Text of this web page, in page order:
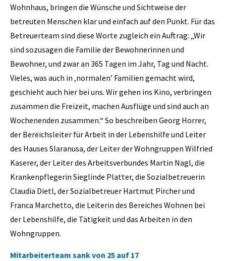
Wohnhaus, bringen die Wünsche und Sichtweise der
betreuten Menschen klar und einfach auf den Punkt. Für das
Betreuerteam sind diese Worte zugleich ein Auftrag: „Wir
sind sozusagen die Familie der Bewohnerinnen und
Bewohner, und zwar an 365 Tagen im Jahr, Tag und Nacht.
Vieles, was auch in ‚normalen’ Familien gemacht wird,
geschieht auch hier bei uns. Wir gehen ins Kino, verbringen
zusammen die Freizeit, machen Ausflüge und sind auch an
Wochenenden zusammen.“ So beschreiben Georg Horrer,
der Bereichsleiter für Arbeit in der Lebenshilfe und Leiter
des Hauses Slaranusa, der Leiter der Wohngruppen Wilfried
Kaserer, der Leiter des Arbeitsverbundes Martin Nagl, die
Krankenpflegerin Sieglinde Platter, die Sozialbetreuerin
Claudia Dietl, der Sozialbetreuer Hartmut Pircher und
Franca Marchetto, die Leiterin des Bereiches Wohnen bei
der Lebenshilfe, die Tätigkeit und das Arbeiten in den
Wohngruppen.
Mitarbeiterteam sank von 25 auf 17